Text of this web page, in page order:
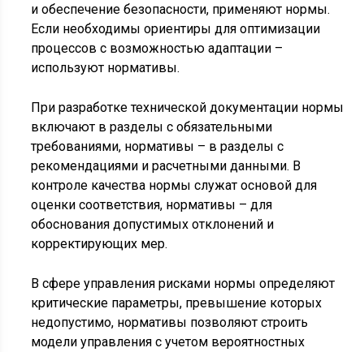
и обеспечение безопасности, применяют нормы.
Если необходимы ориентиры для оптимизации
процессов с возможностью адаптации –
используют нормативы.
При разработке технической документации нормы
включают в разделы с обязательными
требованиями, нормативы – в разделы с
рекомендациями и расчетными данными. В
контроле качества нормы служат основой для
оценки соответствия, нормативы – для
обоснования допустимых отклонений и
корректирующих мер.
В сфере управления рисками нормы определяют
критические параметры, превышение которых
недопустимо, нормативы позволяют строить
модели управления с учетом вероятностных